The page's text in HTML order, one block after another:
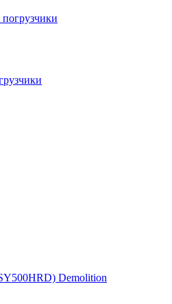
погрузчики
Demolition